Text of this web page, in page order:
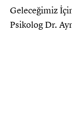
Geleceğimiz
Psikolog Dr.